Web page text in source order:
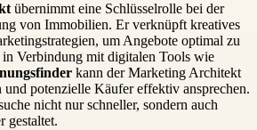
übernimmt eine Schlüsselrolle bei der
von Immobilien. Er verknüpft kreatives
um Angebote optimal zu
in Verbindung mit digitalen Tools wie
kann der Marketing Architekt
und potenzielle Käufer effektiv ansprechen.
nicht nur schneller, sondern auch
gestaltet.